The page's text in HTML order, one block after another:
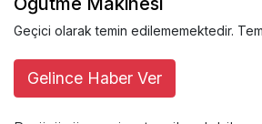
Geçici olarak temin edilememektedir.
Gelince Haber Ver